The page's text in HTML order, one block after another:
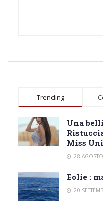
Trending
Una
Miss
28
Eolie :
20